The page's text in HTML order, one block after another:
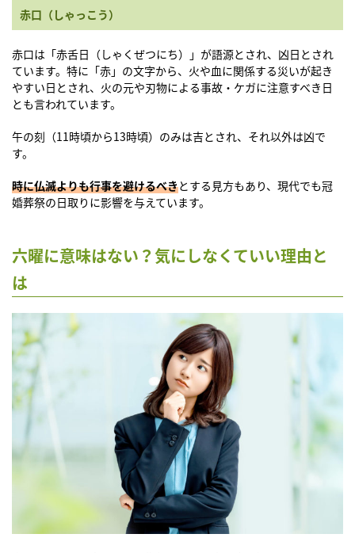
赤口（しゃっこう）
赤口は「赤舌日（しゃくぜつにち）」が語源とされ、凶日とされ
ています。特に「赤」の文字から、火や血に関係する災いが起き
やすい日とされ、火の元や刃物による事故・ケガに注意すべき日
とも言われています。
午の刻（11時頃から13時頃）のみは吉とされ、それ以外は凶で
す。
時に仏滅よりも行事を避けるべきとする見方もあり、現代でも冠
婚葬祭の日取りに影響を与えています。
六曜に意味はない？気にしなくていい理由と
は